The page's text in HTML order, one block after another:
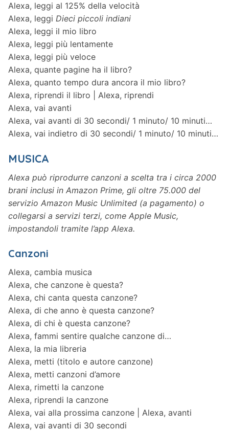
Alexa, leggi al 125% della velocità
Alexa, leggi Dieci piccoli indiani
Alexa, leggi il mio libro
Alexa, leggi più lentamente
Alexa, leggi più veloce
Alexa, quante pagine ha il libro?
Alexa, quanto tempo dura ancora il mio libro?
Alexa, riprendi il libro | Alexa, riprendi
Alexa, vai avanti
Alexa, vai avanti di 30 secondi/ 1 minuto/ 10 minuti…
Alexa, vai indietro di 30 secondi/ 1 minuto/ 10 minuti…
MUSICA
Alexa può riprodurre canzoni a scelta tra i circa 2000
brani inclusi in Amazon Prime, gli oltre 75.000 del
servizio Amazon Music Unlimited (a pagamento) o
collegarsi a servizi terzi, come Apple Music,
impostandoli tramite l’app Alexa.
Canzoni
Alexa, cambia musica
Alexa, che canzone è questa?
Alexa, chi canta questa canzone?
Alexa, di che anno è questa canzone?
Alexa, di chi è questa canzone?
Alexa, fammi sentire qualche canzone di…
Alexa, la mia libreria
Alexa, metti (titolo e autore canzone)
Alexa, metti canzoni d’amore
Alexa, rimetti la canzone
Alexa, riprendi la canzone
Alexa, vai alla prossima canzone | Alexa, avanti
Alexa, vai avanti di 30 secondi